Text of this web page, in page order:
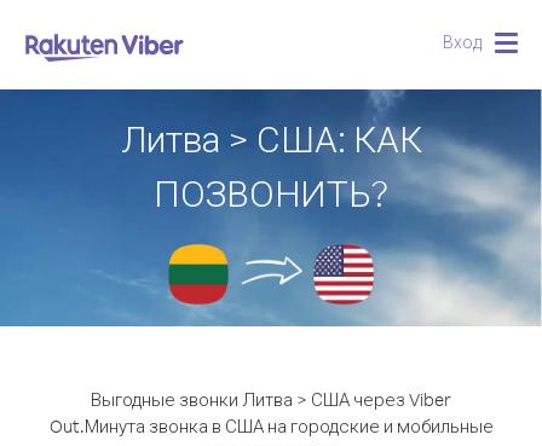
Вход
Литва > США: КАК
ПОЗВОНИТЬ?
Выгодные звонки Литва > США через Viber
Out.Минута звонка в США на городские и мобильные